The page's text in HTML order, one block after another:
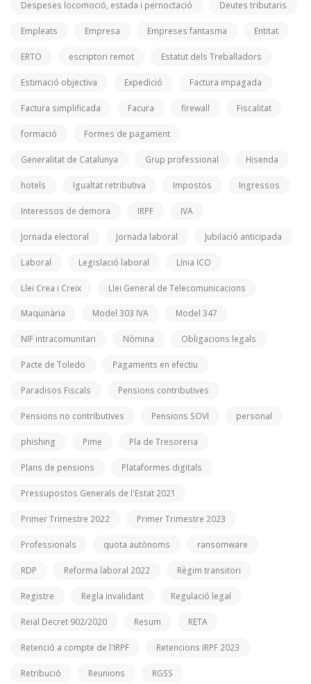
Despeses locomoció, estada i pernoctació Deutes tributaris
Empleats Empresa Empreses fantasma Entitat
ERTO escriptori remot Estatut dels Treballadors
Estimació objectiva Expedició Factura impagada
Factura simplificada Facura firewall Fiscalitat
formació Formes de pagament
Generalitat de Catalunya Grup professional Hisenda
hotels Igualtat retributiva Impostos Ingressos
Interessos de demora IRPF IVA
Jornada electoral Jornada laboral Jubilació anticipada
Laboral Legislació laboral Línia ICO
Llei Crea i Creix Llei General de Telecomunicacions
Maquinària Model 303 IVA Model 347
NIF intracomunitari Nòmina Obligacions legals
Pacte de Toledo Pagaments en efectiu
Paradisos Fiscals Pensions contributives
Pensions no contributives Pensions SOVI personal
phishing Pime Pla de Tresoreria
Plans de pensions Plataformes digitals
Pressupostos Generals de l'Estat 2021
Primer Trimestre 2022 Primer Trimestre 2023
Professionals quota autònoms ransomware
RDP Reforma laboral 2022 Règim transitori
Registre Regla invalidant Regulació legal
Reial Decret 902/2020 Resum RETA
Retenció a compte de l'IRPF Retencions IRPF 2023
Retribució Reunions RGSS